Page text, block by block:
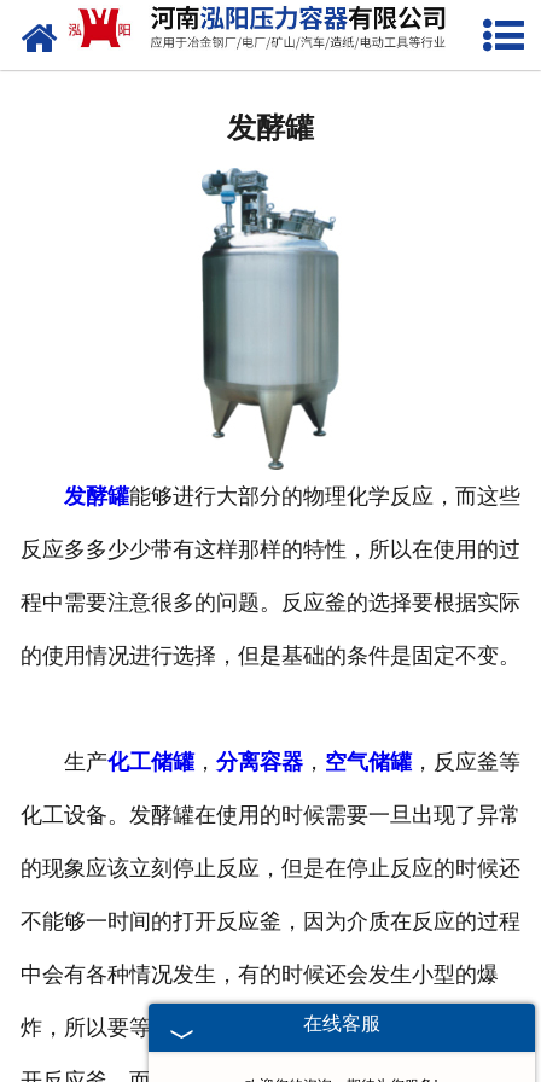
网站首页
液化气储罐
缓冲罐
分离容器
反应容器
发酵罐
发酵罐能够进行大部分的物理化学反应，而这些
反应多多少少带有这样那样的特性，所以在使用的过
程中需要注意很多的问题。反应釜的选择要根据实际
的使用情况进行选择，但是基础的条件是固定不变。
生产化工储罐， 分离容器， 空气储罐，反应釜等
化工设备。发酵罐在使用的时候需要一旦出现了异常
的现象应该立刻停止反应，但是在停止反应的时候还
不能够一时间的打开反应釜，因为介质在反应的过程
中会有各种情况发生，有的时候还会发生小型的爆
炸，所以要等介质冷却之后，压力降至常压之后再打
在线客服